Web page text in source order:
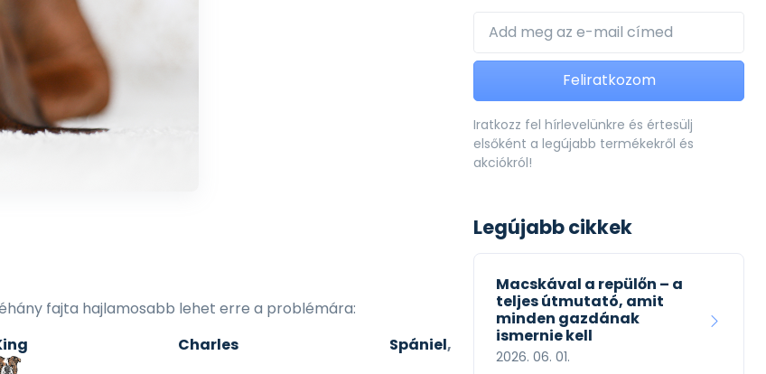
fajta hajlamosabb lehet erre a problémára:
Charles Spániel,
Feliratkozom
Iratkozz fel hírlevelünkre és értesülj
elsőként a legújabb termékekről és
akciókról!
Legújabb cikkek
Macskával a repülőn – a
teljes útmutató, amit
minden gazdának
ismernie kell
2026. 06. 01.